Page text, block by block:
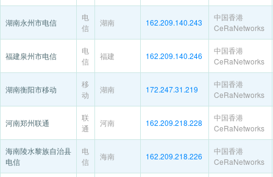
湖南永州市电信
电
信
湖南 162.209.140.243
中国香港
CeRaNetworks
福建泉州市电信
电
信
福建 162.209.140.246
中国香港
CeRaNetworks
湖南衡阳市移动
移
动
湖南 172.247.31.219
中国香港
CeRaNetworks
河南郑州联通
联
通
河南 162.209.218.228
中国香港
CeRaNetworks
海南陵水黎族自治县
电信
电
信
海南 162.209.218.226
中国香港
CeRaNetworks